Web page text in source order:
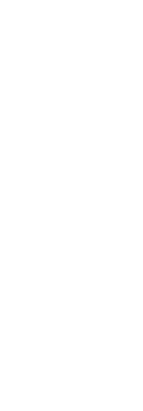
ACQUISTARE
l’ora!